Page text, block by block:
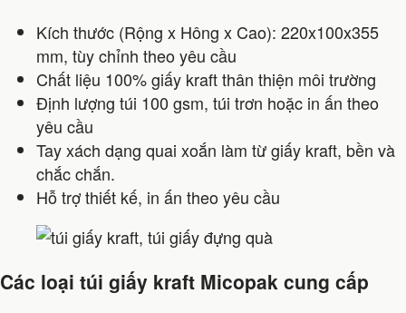
Kích thước (Rộng x Hông x Cao): 220x100x355
mm, tùy chỉnh theo yêu cầu
Chất liệu 100% giấy kraft thân thiện môi trường
Định lượng túi 100 gsm, túi trơn hoặc in ấn theo
yêu cầu
Tay xách dạng quai xoắn làm từ giấy kraft, bền và
chắc chắn.
Hỗ trợ thiết kế, in ấn theo yêu cầu
Các loại túi giấy kraft Micopak cung cấp